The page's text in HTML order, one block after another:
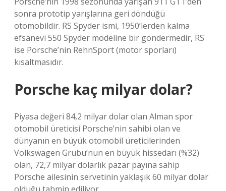
sonra prototip yarışlarına geri döndüğü
otomobildir. RS Spyder ismi, 1950’lerden kalma
efsanevi 550 Spyder modeline bir göndermedir, RS
ise Porsche’nin RehnSport (motor sporları)
kısaltmasıdır.
Porsche kaç milyar dolar?
Piyasa değeri 84,2 milyar dolar olan Alman spor
otomobil üreticisi Porsche’nin sahibi olan ve
dünyanın en büyük otomobil üreticilerinden
Volkswagen Grubu’nun en büyük hissedarı (%32)
olan, 72,7 milyar dolarlık pazar payına sahip
Porsche ailesinin servetinin yaklaşık 60 milyar dolar